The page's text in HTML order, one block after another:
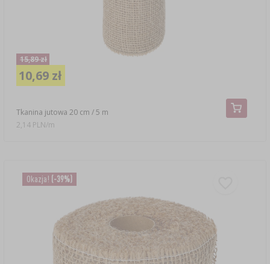
Tkanina jutowa 20 cm / 5 m
15,89 zł
10,69 zł
2,14 PLN/m
Okazja! (-39%)